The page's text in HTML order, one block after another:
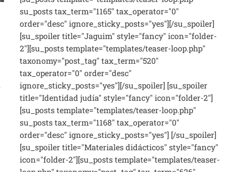
su_posts tax_term="1165" tax_operator="0"
order="desc" ignore_sticky_posts="yes"][/su_spoiler]
[su_spoiler title="Jaguim" style="fancy" icon="folder-
2"][su_posts template="templates/teaser-loop.php"
taxonomy="post_tag" tax_term="520"
tax_operator="0" order="desc"
ignore_sticky_posts="yes"][/su_spoiler] [su_spoiler
title="Identidad judía" style="fancy" icon="folder-2"]
[su_posts template="templates/teaser-loop.php"
su_posts tax_term="1168" tax_operator="0"
order="desc" ignore_sticky_posts="yes"] [/su_spoiler]
[su_spoiler title="Materiales didácticos" style="fancy"
icon="folder-2"][su_posts template="templates/teaser-